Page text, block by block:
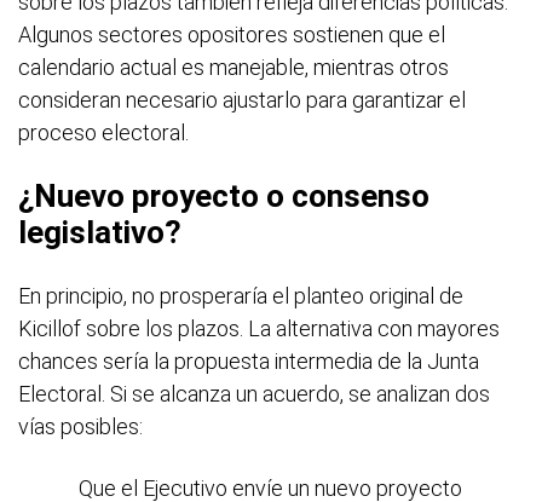
Algunos sectores opositores sostienen que el
calendario actual es manejable, mientras otros
consideran necesario ajustarlo para garantizar el
proceso electoral.
¿Nuevo proyecto o consenso
legislativo?
En principio, no prosperaría el planteo original de
Kicillof sobre los plazos. La alternativa con mayores
chances sería la propuesta intermedia de la Junta
Electoral. Si se alcanza un acuerdo, se analizan dos
vías posibles:
Que el Ejecutivo envíe un nuevo proyecto